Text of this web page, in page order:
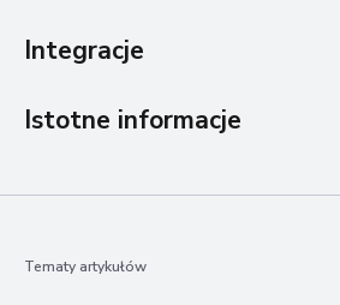
Integracje
Istotne informacje
Tematy artykułów